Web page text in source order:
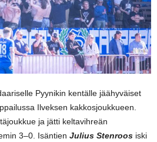
Pyynikin kentälle jäähyväiset
Ilveksen kakkosjoukkueen.
ja jätti keltavihreän
3–0. Isäntien Julius Stenroos iski